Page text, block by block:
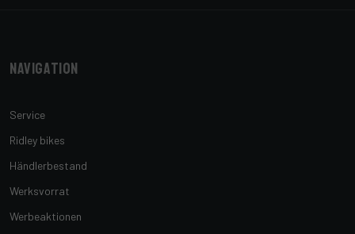
Navigation
Service
Ridley bikes
Händlerbestand
Werksvorrat
Werbeaktionen